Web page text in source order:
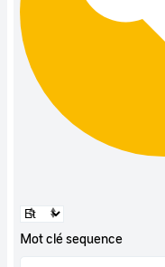
Mot clé sequence